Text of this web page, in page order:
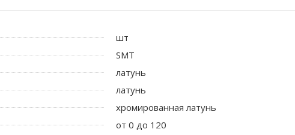
шт
SMT
латунь
латунь
хромированная латунь
от 0 до 120